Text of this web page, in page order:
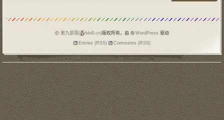
位于哥本哈根北边的农场创作出这个简单蓝
白色
第九部落( blo9.cn)版权所有，由 WordPress 驱动
Entries (RSS)
Comments (RSS)